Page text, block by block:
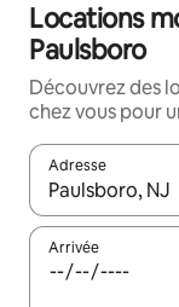
Locations
Paulsboro
Découvrez des
chez vous pour
Adresse
Lorsque les
Arrivée